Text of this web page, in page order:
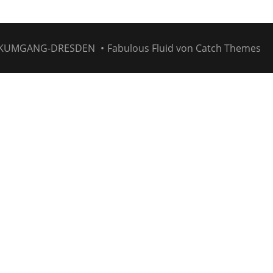
DRESDEN • Fabulous Fluid von Catch Themes